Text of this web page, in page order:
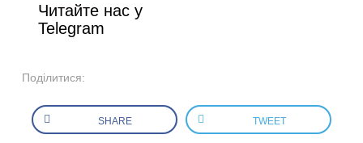
Читайте нас у
Telegram
Поділитися:
SHARE TWEET